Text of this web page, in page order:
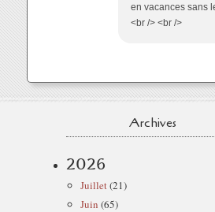
en vacances sans
<br /> <br />
Archives
2026
Juillet(21)
Juin (65)